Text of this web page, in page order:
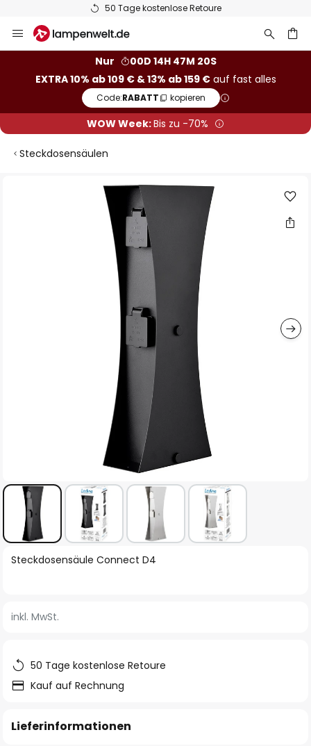
50 Tage kostenlose Retoure
Inhalt
Nur
00D 14H 47M 20S
EXTRA 10% ab 109 € & 13% ab 159 €auf fast alles
Code:RABATT kopieren
WOW Week:Bis zu -70%
Steckdosensäulen
Zum
springen
Steckdosensäule Connect D4
inkl. MwSt.
50 Tage kostenlose Retoure
Kauf auf Rechnung
Lieferinformationen